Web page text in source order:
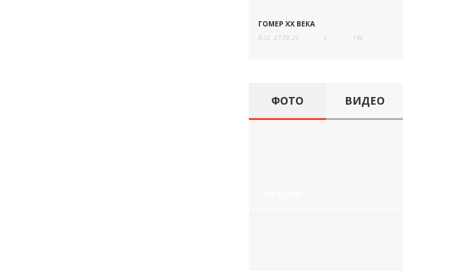
ГОМЕР ХХ ВЕКА
9:32 27.08.24 0 146
ФОТО ВИДЕО